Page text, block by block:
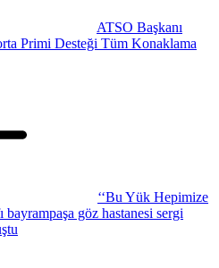
ATSO Başkanı
Primi Desteği Tüm Konaklama
‘‘Bu Yük Hepimize
bayrampaşa göz hastanesi sergi